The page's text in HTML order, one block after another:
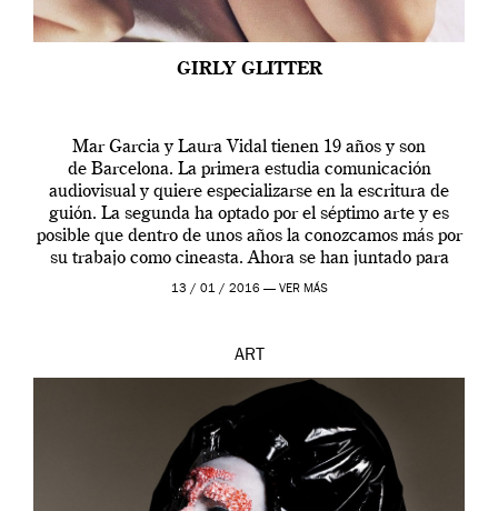
GIRLY GLITTER
Mar Garcia y Laura Vidal tienen 19 años y son
de Barcelona. La primera estudia comunicación
audiovisual y quiere especializarse en la escritura de
guión. La segunda ha optado por el séptimo arte y es
posible que dentro de unos años la conozcamos más por
su trabajo como cineasta. Ahora se han juntado para
contarnos una […]
13 / 01 / 2016 — VER MÁS
ART